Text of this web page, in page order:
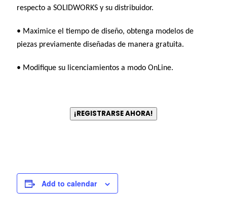
respecto a SOLIDWORKS y su distribuidor.
• Maximice el tiempo de diseño, obtenga modelos de
piezas previamente diseñadas de manera gratuita.
• Modifique su licenciamientos a modo OnLine.
¡REGISTRARSE AHORA!
Add to calendar